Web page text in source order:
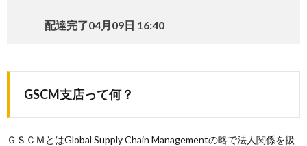
配達完了04月09日 16:40
GSCM支店って何？
ＧＳＣＭとはGlobal Supply Chain Managementの略で法人関係を扱